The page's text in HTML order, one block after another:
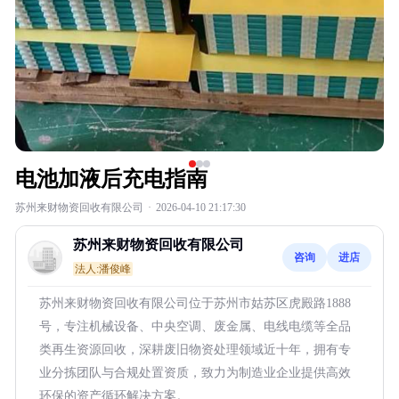
电池加液后充电指南
苏州来财物资回收有限公司 · 2026-04-10 21:17:30
苏州来财物资回收有限公司
法人:潘俊峰
咨询 进店
苏州来财物资回收有限公司位于苏州市姑苏区虎殿路1888
号，专注机械设备、中央空调、废金属、电线电缆等全品
类再生资源回收，深耕废旧物资处理领域近十年，拥有专
业分拣团队与合规处置资质，致力为制造业企业提供高效
环保的资产循环解决方案。